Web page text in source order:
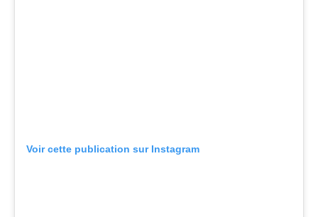
Voir cette publication sur Instagram